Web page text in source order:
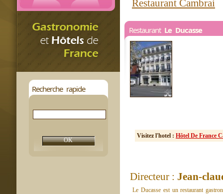
Recherche rapide
Restaurant Cambrai
Restaurant Le Ducasse
Visitez l'hotel : Hôtel De France
Directeur : Jean-
Le Ducasse est un restaurant